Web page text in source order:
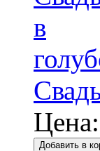
Цена:
Добавить в